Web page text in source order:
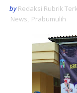
by Redaksi Rubrik
News, Prabumulih